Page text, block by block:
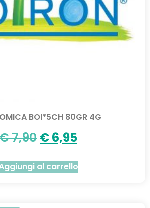
BOI*5CH 80GR 4G
€7,90 €6,95
al carrello